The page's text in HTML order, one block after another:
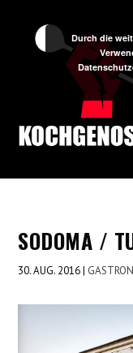
SODOMA /
30. AUG. 2016|
Durch die